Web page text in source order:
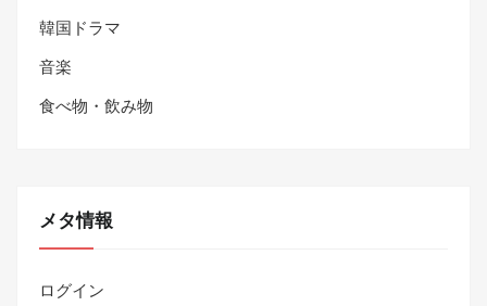
韓国ドラマ
音楽
食べ物・飲み物
メタ情報
ログイン